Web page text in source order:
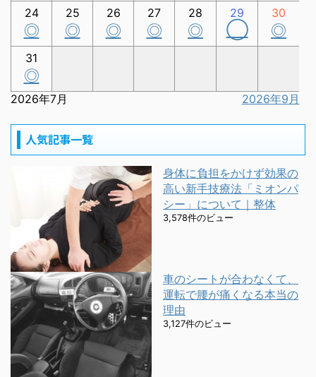
24
◎
25
◎
26
◎
27
◎
28
◎
29
◯
30
◎
31
◎
2026年7月 2026年9月
人気記事一覧
身体に負担をかけず効果の
高い新手技療法「ミオンパ
シー」について｜整体
3,578件のビュー
車のシートが合わなくて、
運転で腰が痛くなる本当の
理由
3,127件のビュー